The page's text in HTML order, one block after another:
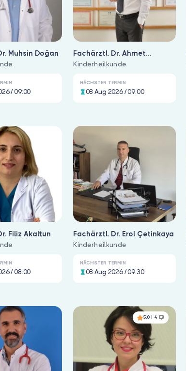
Muhsin Doğan
/ 09:00
Fachärztl. Dr. Ahmet
Memeşa
Kinderheilkunde
NÄCHSTER TERMIN
08 Aug 2026 / 09:00
Filiz Akaltun
/ 08:00
Fachärztl. Dr. Erol Çetinkaya
Kinderheilkunde
NÄCHSTER TERMIN
08 Aug 2026 / 09:30
5.0| 4